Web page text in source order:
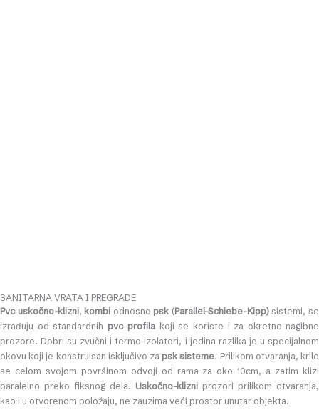
SANITARNA VRATA I PREGRADE
Pvc uskočno-klizni, kombi odnosno psk (Parallel-Schiebe-Kipp)sistemi, se
izrađuju od standardnih pvc profilakoji se koriste i za okretno-nagibne
prozore. Dobri su zvučni i termo izolatori, i jedina razlika je u specijalnom
okovu koji je konstruisan isključivo za psk sisteme. Prilikom otvaranja, krilo
se celom svojom površinom odvoji od rama za oko 10cm, a zatim klizi
paralelno preko fiksnog dela. Uskočno-klizni prozori prilikom otvaranja,
kao i u otvorenom položaju, ne zauzima veći prostor unutar objekta.